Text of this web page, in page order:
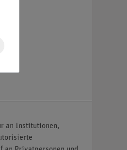
an Institutionen,